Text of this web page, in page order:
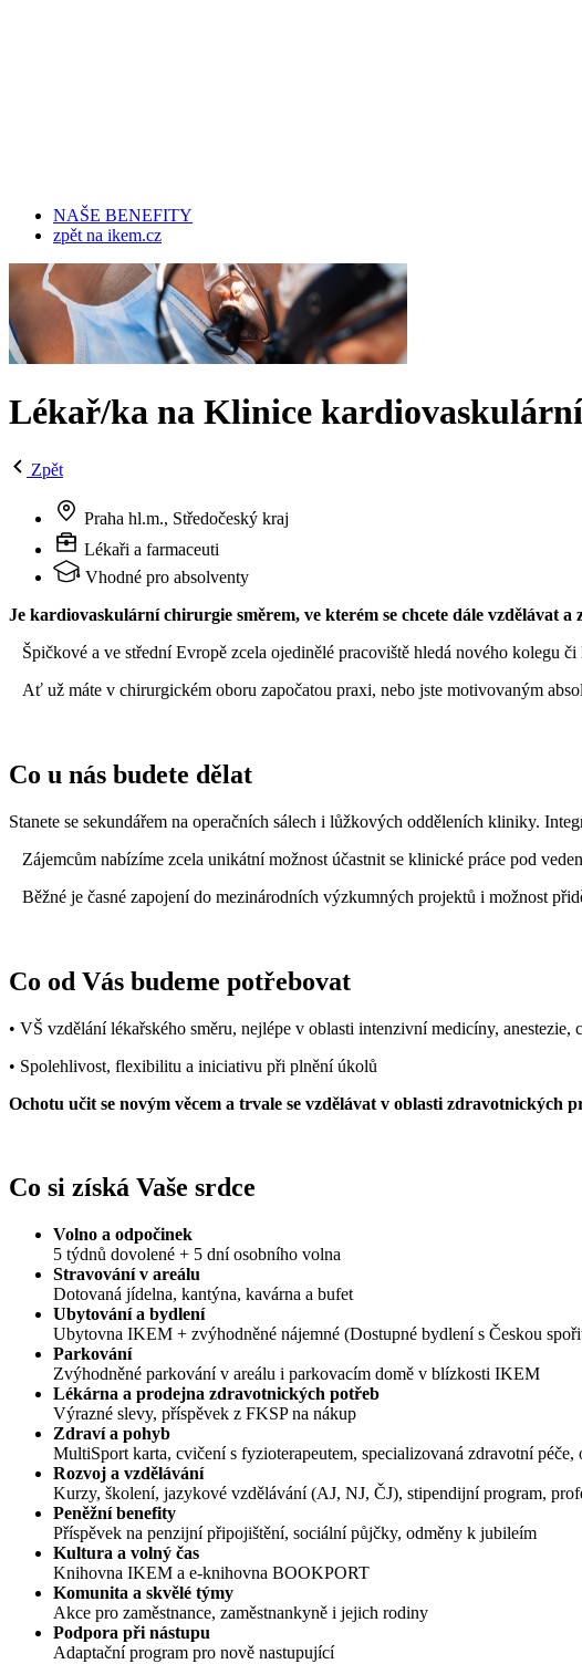
NAŠE BENEFITY
zpět na ikem.cz
Lékař/ka na Klinice
Zpět
Praha hl.m., Středočeský kraj
Lékaři a farmaceuti
Vhodné pro absolventy
Je kardiovaskulární chirurgie směrem, ve kterém se chcete dále vzdělávat
Špičkové a ve střední Evropě zcela ojedinělé pracoviště hledá nového kolegu
Ať už máte v chirurgickém oboru započatou praxi, nebo jste motivovaným
Co u nás budete dělat
Stanete se sekundářem na operačních sálech i lůžkových odděleních kliniky.
Zájemcům nabízíme zcela unikátní možnost účastnit se klinické práce pod
Běžné je časné zapojení do mezinárodních výzkumných projektů i možnost
Co od Vás budeme potřebovat
• VŠ vzdělání lékařského směru, nejlépe v oblasti intenzivní medicíny, anestezie,
• Spolehlivost, flexibilitu a iniciativu při plnění úkolů
Ochotu učit se novým věcem a trvale se vzdělávat v oblasti zdravotnických
Co si získá Vaše srdce
Volno a odpočinek
5 týdnů dovolené + 5 dní osobního volna
Stravování v areálu
Dotovaná jídelna, kantýna, kavárna a bufet
Ubytování a bydlení
Ubytovna IKEM + zvýhodněné nájemné (Dostupné bydlení s Českou
Parkování
Zvýhodněné parkování v areálu i parkovacím domě v blízkosti IKEM
Lékárna a prodejna zdravotnických potřeb
Výrazné slevy, příspěvek z FKSP na nákup
Zdraví a pohyb
MultiSport karta, cvičení s fyzioterapeutem, specializovaná zdravotní
Rozvoj a vzdělávání
Kurzy, školení, jazykové vzdělávání (AJ, NJ, ČJ), stipendijní program,
Peněžní benefity
Příspěvek na penzijní připojištění, sociální půjčky, odměny k jubileím
Kultura a volný čas
Knihovna IKEM a e-knihovna BOOKPORT
Komunita a skvělé týmy
Akce pro zaměstnance, zaměstnankyně i jejich rodiny
Podpora při nástupu
Adaptační program pro nově nastupující